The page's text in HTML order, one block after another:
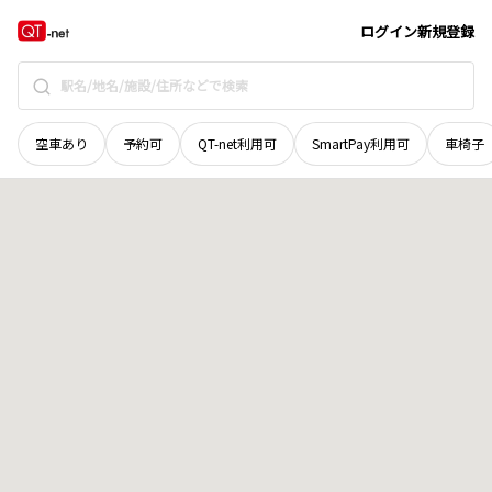
ログイン新規登録
空車あり 予約可 QT-net利用可 SmartPay利用可 車椅子
青森県